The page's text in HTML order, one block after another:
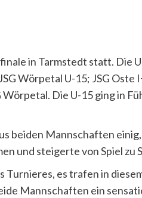
in Tarmstedt statt. Die
Wörpetal U-15; JSG Oste
Die U-15 ging in
beiden Mannschaften
und steigerte von Spiel zu
Turnieres, es trafen in
Mannschaften ein